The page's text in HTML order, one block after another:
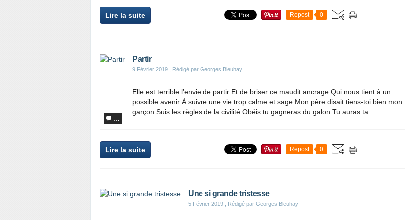
Lire la suite Repost 0
…
Partir
9 Février 2019 , Rédigé par Georges Bleuhay
Elle est terrible l’envie de partir Et de briser ce maudit ancrage Qui nous tient à un
possible avenir À suivre une vie trop calme et sage Mon père disait tiens-toi bien mon
garçon Suis les règles de la civilité Obéis tu gagneras du galon Tu auras ta...
Lire la suite Repost 0
Une si grande tristesse
5 Février 2019 , Rédigé par Georges Bleuhay